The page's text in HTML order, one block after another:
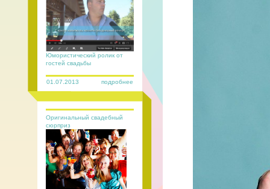
01.07.2013 подробнее
Юмористический ролик от
гостей свадьбы
Оригинальный свадебный
сюрприз